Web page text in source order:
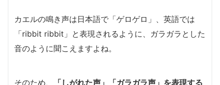
カエルの鳴き声は日本語で「ゲロゲロ」、英語では
「ribbit ribbit」と表現されるように、ガラガラとした
音のように聞こえますよね。
そのため、
「しがれた声」「ガラガラ声」を表現する